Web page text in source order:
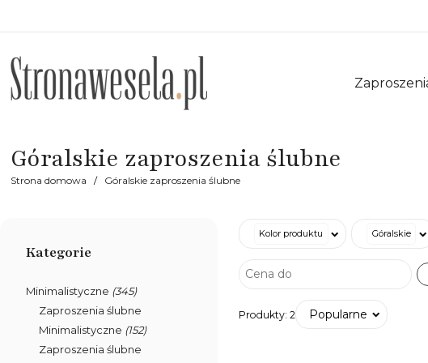
Góralskie zaproszenia ślubne
Strona domowa Góralskie zaproszenia ślubne
Kategorie
Minimalistyczne (345)
Zaproszenia ślubne
Minimalistyczne (152)
Zaproszenia ślubne
Kolor produktu Góralskie
Produkty: 2 Popularne